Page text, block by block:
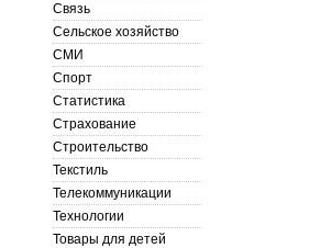
Связь
Сельское хозяйство
СМИ
Спорт
Статистика
Страхование
Строительство
Текстиль
Телекоммуникации
Технологии
Товары для детей